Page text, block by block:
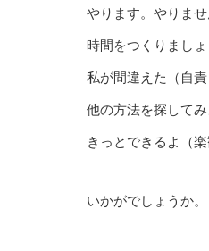
やります。やりま
時間をつくりまし
私が間違えた
他の方法を探して
きっとできるよ
いかがでしょうか。